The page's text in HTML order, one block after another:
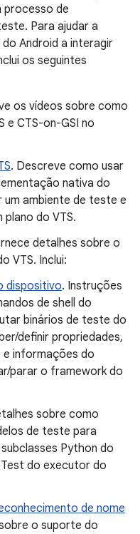
processo de
Para ajudar a
Android a interagir
os seguintes
os vídeos sobre como
e CTS-on-GSI no
. Descreve como usar
nativa do
ambiente de teste e
do VTS.
detalhes sobre o
VTS. Inclui:
dispositivo. Instruções
de shell do
binários de teste do
definir propriedades,
e informações do
parar o framework do
sobre como
de teste para
Python do
do executor do
de nome
o suporte do